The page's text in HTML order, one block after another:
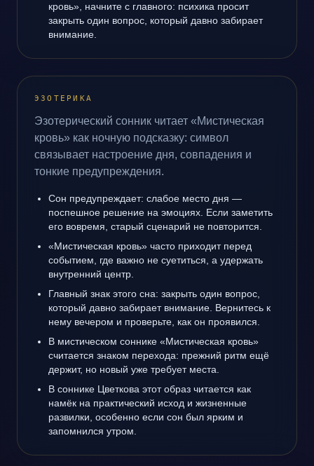
кровь», начните с главного: психика просит
закрыть один вопрос, который давно забирает
внимание.
ЭЗОТЕРИКА
Эзотерический сонник читает «Мистическая
кровь» как ночную подсказку: символ
связывает настроение дня, совпадения и
тонкие предупреждения.
Сон предупреждает: слабое место дня —
поспешное решение на эмоциях. Если заметить
его вовремя, старый сценарий не повторится.
«Мистическая кровь» часто приходит перед
событием, где важно не суетиться, а удержать
внутренний центр.
Главный знак этого сна: закрыть один вопрос,
который давно забирает внимание. Вернитесь к
нему вечером и проверьте, как он проявился.
В мистическом соннике «Мистическая кровь»
считается знаком перехода: прежний ритм ещё
держит, но новый уже требует места.
В соннике Цветкова этот образ читается как
намёк на практический исход и жизненные
развилки, особенно если сон был ярким и
запомнился утром.